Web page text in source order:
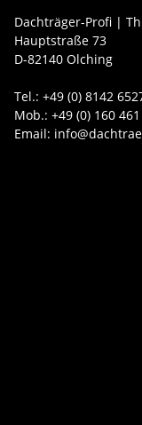
Dachträger-Profi |
Hauptstraße 73
D-82140 Olching
Tel.: +49 (0) 8142
Mob.: +49 (0) 160
Email: